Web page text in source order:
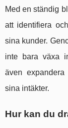
Med en ständig
att identifiera
sina kunder.
inte bara växa
även
sina intäkter.
Hur kan du